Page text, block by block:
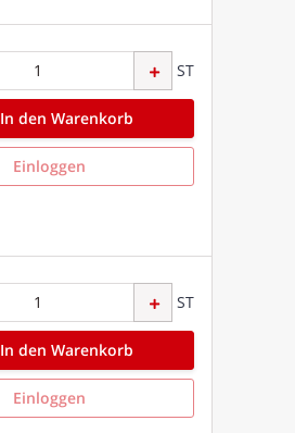
ST
In den Warenkorb
Einloggen
ST
In den Warenkorb
Einloggen